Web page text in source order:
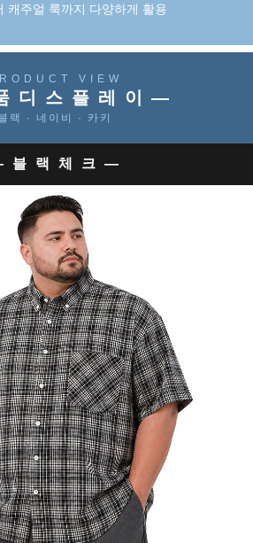
캐주얼 룩까지 다양하게 활용
VIEW
디 스 플 레 이 —
랙 · 네이비 · 카키
블 랙 체 크 —